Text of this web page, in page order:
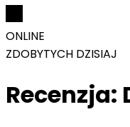
ONLINE
ZDOBYTYCH DZISIAJ
Recenzja: